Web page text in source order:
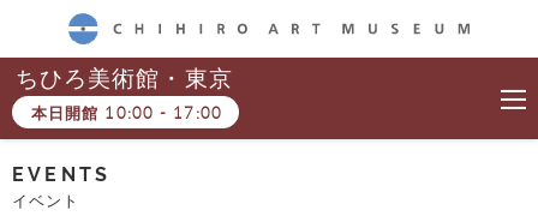
CHIHIRO ART MUSEUM
ちひろ美術館・東京
本日開館 10:00 - 17:00
EVENTS
イベント